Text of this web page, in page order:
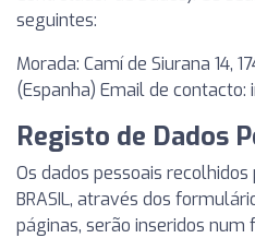
seguintes:
Morada: Camí de Siurana 14,
(Espanha) Email de contacto:
Registo de Dados
Os dados pessoais recolhidos
BRASIL, através dos
páginas, serão inseridos